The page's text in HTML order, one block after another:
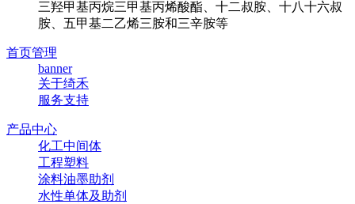
三羟甲基丙烷三甲基丙烯酸酯、十二叔胺、十八十六叔
胺、五甲基二乙烯三胺和三辛胺等
首页管理
banner
关于绮禾
服务支持
产品中心
化工中间体
工程塑料
涂料油墨助剂
水性单体及助剂